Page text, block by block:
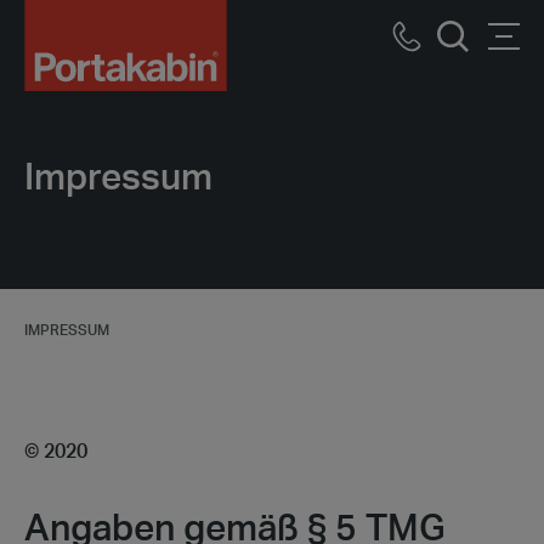
Call
Impressum
IMPRESSUM
© 2020
Angaben gemäß § 5 TMG